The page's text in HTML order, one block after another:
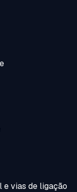
vias de ligação